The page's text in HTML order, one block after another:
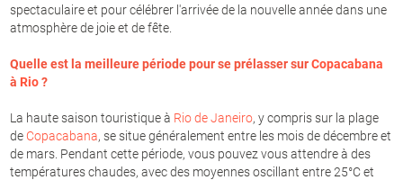
spectaculaire et pour célébrer l'arrivée de la nouvelle année dans une
atmosphère de joie et de fête.
Quelle est la meilleure période pour se prélasser surCopacabana
à Rio?
La haute saison touristique à Rio de Janeiro, y compris sur la plage
de Copacabana, se situe généralement entre les mois de décembre et
de mars. Pendant cette période, vous pouvez vous attendre à des
températures chaudes, avec des moyennes oscillant entre 25°C et